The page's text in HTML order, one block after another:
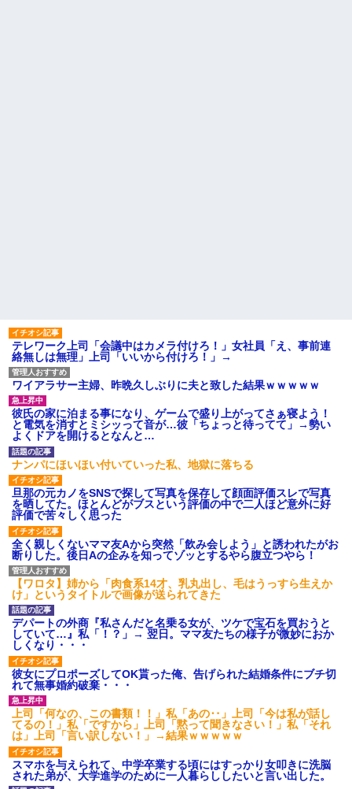
され彼氏が逆切れ。「何クラク
ション鳴らしてんだ！降りてこ
いよ！」と怒鳴りだし...
【衝撃】報酬100万円超の治験
募集がこちらｗｗｗｗｗ(※画像
あり)
【ネット騒然】惨殺されたタ
ワマン頂き女子のこの動画、す
げえええええｗｗｗｗｗｗｗｗ
ｗｗｗ
【愕然】白のクラウン俺氏、
高速道路左車線を制限速度で走
った結果wwwwwwwwwwww
百年の恋12-899 食べた量を
張り合ってくる
【悲報】佐藤輝明・・・２軍
でも盛大にやらかす←あまり悲
しませないでくれ
テレワーク上司「会議中はカメラ付けろ！」女社員「え、事前連
絡無しは無理」上司「いいから付けろ！」→
ワイアラサー主婦、昨晩久しぶりに夫と致した結果ｗｗｗｗｗ
彼氏の家に泊まる事になり、ゲームで盛り上がってさぁ寝よう！
と電気を消すとミシッって音が…彼「ちょっと待ってて」→勢い
よくドアを開けるとなんと…
ナンパにほいほい付いていった私、地獄に落ちる
旦那の元カノをSNSで探して写真を保存して顔面評価スレで写真
を晒してた。ほとんどがブスという評価の中で二人ほど意外に好
評価で苦々しく思った
全く親しくないママ友Aから突然「飲み会しよう」と誘われたがお
断りした。後日Aの企みを知ってゾッとするやら腹立つやら！
【ワロタ】姉から「肉食系14才、乳丸出し、毛はうっすら生えか
け」というタイトルで画像が送られてきた
デパートの外商『私さんだと名乗る女が、ツケで宝石を買おうと
していて…』私「！？」→ 翌日。ママ友たちの様子が微妙におか
しくなり・・・
彼女にプロポーズしてOK貰った俺、告げられた結婚条件にブチ切
れて無事婚約破棄・・・
上司「何なの、この書類！！」私「あの‥」上司「今は私が話し
てるの！」私「ですから」上司「黙って聞きなさい！」私「それ
は」上司「言い訳しない！」→結果ｗｗｗｗｗ
スマホを与えられて、中学卒業する頃にはすっかり女叩きに洗脳
された弟が、大学進学のために一人暮らししたいと言い出した。